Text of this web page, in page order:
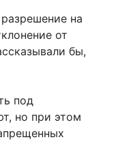
на
от
бы,
под
но при этом